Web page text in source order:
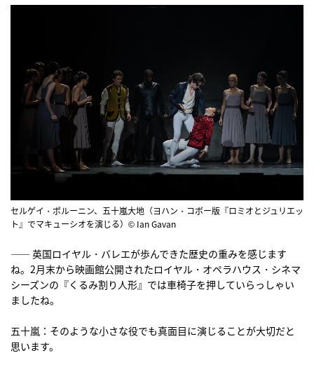
セルゲイ・ポルーニン、五十嵐大地（ヨハン・コボー版『ロミオとジュリエッ
ト』でマキューシオを演じる）© Ian Gavan
―― 英国ロイヤル・バレエが歩んできた歴史の重みを感じます
ね。2月末から映画館公開されたロイヤル・オペラハウス・シネマ
シーズンの『くるみ割り人形』では車椅子を押していらっしゃい
ましたね。
五十嵐：そのような小さな役でも真面目に演じることが大切だと
思います。